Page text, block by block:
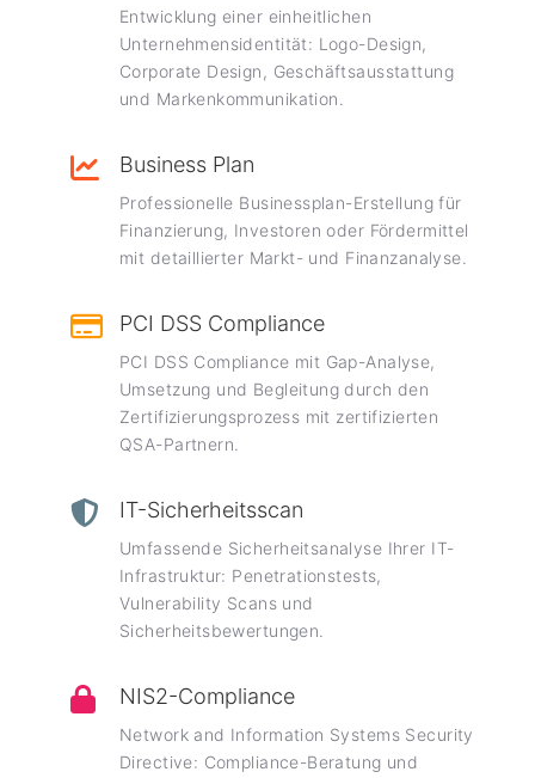
Entwicklung einer einheitlichen
Unternehmensidentität: Logo-Design,
Corporate Design, Geschäftsausstattung
und Markenkommunikation.
Business Plan
Professionelle Businessplan-Erstellung für
Finanzierung, Investoren oder Fördermittel
mit detaillierter Markt- und Finanzanalyse.
PCI DSS Compliance
PCI DSS Compliance mit Gap-Analyse,
Umsetzung und Begleitung durch den
Zertifizierungsprozess mit zertifizierten
QSA-Partnern.
IT-Sicherheitsscan
Umfassende Sicherheitsanalyse Ihrer IT-
Infrastruktur: Penetrationstests,
Vulnerability Scans und
Sicherheitsbewertungen.
NIS2-Compliance
Network and Information Systems Security
Directive: Compliance-Beratung und